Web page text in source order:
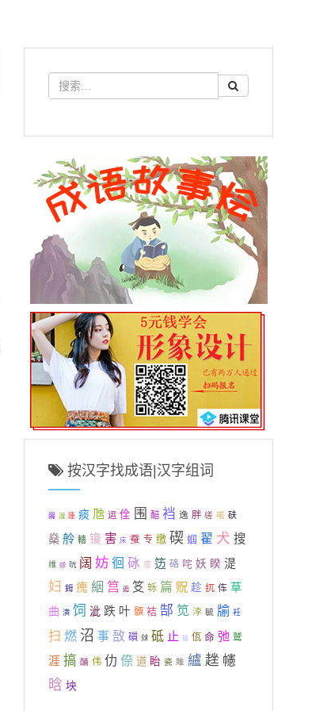
按汉字找成语|汉字组词
阘 溲 踵 痰 虺 运 佺 围 醅 裆 逸 胖 槎 喏 砆
燊 舲 轖 镵 害 床 蚕 专 缴 碶 蝈 翟 犬 搜
维 蟓 吭 阔 妨 徊 砯 痓 笾 硌 咤 妖 睽 湜
妇 鉧 瘣 絪 筥 逅 笅 轹 篇 贶 趁 扤 伡 草
曲 潢 饲 泚 跌 叶 顝 袺 郜 笕 浡 毓 牏 衽
扫 燃 沼 事 敔 礩 銶 砥 止 檩 佤 命 弛 鹫
涯 搞 酺 伟 仂 倷 道 眙 瓷 雎 纑 趖 幰
晗 坱